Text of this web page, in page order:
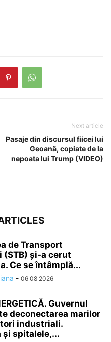
Next article
Pasaje din discursul fiicei lui
Geoană, copiate de la
nepoata lui Trump (VIDEO)
de Transport
(STB) și-a cerut
Ce se întâmplă...
- 06 08 2026
Guvernul
deconectarea marilor
industriali.
și spitalele,...